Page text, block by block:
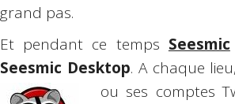
grand pas.
Et pendant ce temps Seesmic
Seesmic Desktop. A chaque
ou ses comptes